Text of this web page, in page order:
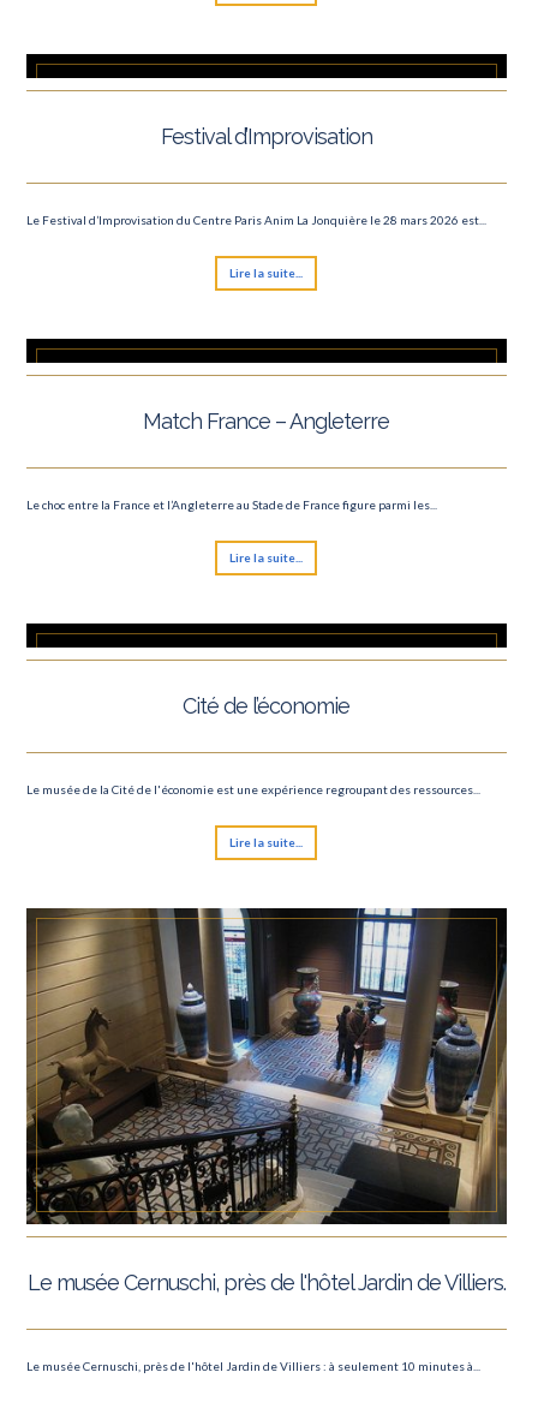
Semi marathon
Roland Garros
Tournoi des 6 nations
Ateliers des Lumières
Cinéma en plair air Villette
Fête Foraine des Tuileries
Fête de la musique
Nuit des Musées
Festival d’Improvisation
Le Festival d’Improvisation du Centre Paris Anim La Jonquière le 28 mars 2026 est...
Lire la suite...
Match France – Angleterre
Le choc entre la France et l’Angleterre au Stade de France figure parmi les...
Lire la suite...
Cité de l’économie
Le musée de la Cité de l'économie est une expérience regroupant des ressources...
Lire la suite...
Le musée Cernuschi, près de l'hôtel Jardin de Villiers.
Le musée Cernuschi, près de l'hôtel Jardin de Villiers : à seulement 10 minutes à...